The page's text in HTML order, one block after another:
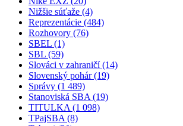
Nižšie súťaže (4)
Reprezentácie (484)
Rozhovory (76)
SBEL (1)
SBL (59)
Slováci v zahraničí (14)
Slovenský pohár (19)
Správy (1 489)
Stanoviská SBA (19)
TITULKA (1 098)
TPajSBA (8)